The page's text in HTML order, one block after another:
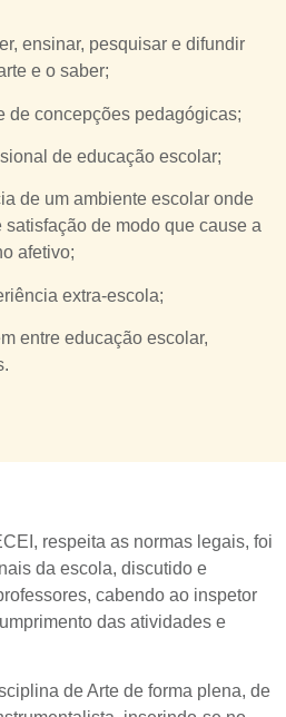
ensinar, pesquisar e difundir
e o saber;
de concepções pedagógicas;
de educação escolar;
de um ambiente escolar onde
de modo que cause a
afetivo;
extra-escola;
entre educação escolar,
respeita as normas legais, foi
da escola, discutido e
cabendo ao inspetor
das atividades e
de Arte de forma plena, de